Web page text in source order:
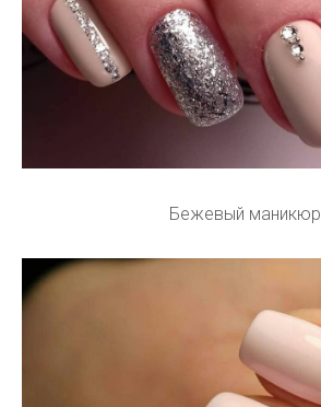
Бежевый маникюр